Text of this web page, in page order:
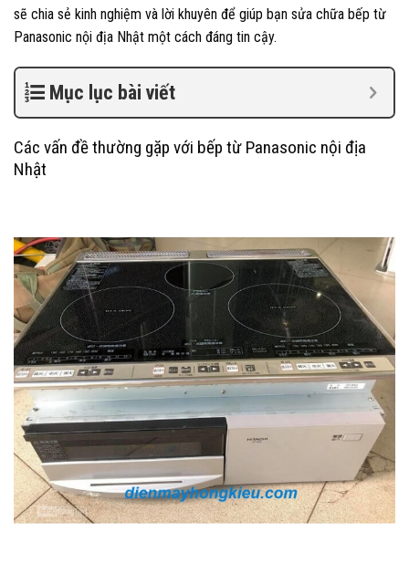
sẽ chia sẻ kinh nghiệm và lời khuyên để giúp bạn sửa chữa bếp từ
Panasonic nội địa Nhật một cách đáng tin cậy.
Mục lục bài viết
Các vấn đề thường gặp với bếp từ Panasonic nội địa
Nhật